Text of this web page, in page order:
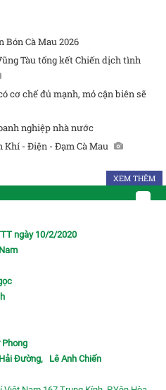
Bón Cà Mau 2026
Tàu tổng kết Chiến dịch tình
cơ chế đủ mạnh, mỏ cận biên sẽ
nghiệp nhà nước
- Điện - Đạm Cà Mau
XEM THÊM
ngày 10/2/2020
Phong
Đường, Lê Anh Chiến